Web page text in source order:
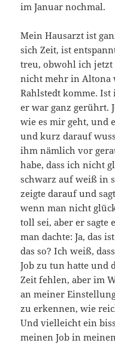
im Januar nochmal.
Mein Hausarzt ist
sich Zeit, ist
treu, obwohl ich jetzt
nicht mehr in Altona
Rahlstedt komme.
er war ganz gerührt.
wie es mir geht, und
und kurz darauf
ihm nämlich vor
habe, dass ich nicht
schwarz auf weiß in
zeigte darauf und
wenn man nicht
toll sei, aber er sagte
man dachte: Ja, das
das so? Ich weiß,
Job zu tun hatte und
Zeit fehlen, aber im
an meiner
zu erkennen, wie
Und vielleicht ein
meinen Job in